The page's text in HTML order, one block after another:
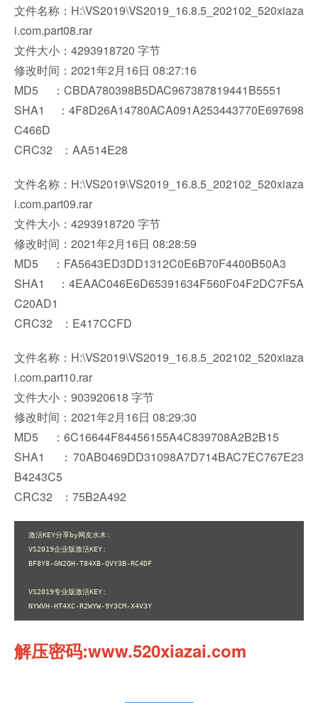
文件名称：H:\VS2019\VS2019_16.8.5_202102_520xiaza
i.com.part08.rar
文件大小：4293918720 字节
修改时间：2021年2月16日 08:27:16
MD5 ：CBDA780398B5DAC967387819441B5551
SHA1 ：4F8D26A14780ACA091A253443770E697698
C466D
CRC32 ：AA514E28
文件名称：H:\VS2019\VS2019_16.8.5_202102_520xiaza
i.com.part09.rar
文件大小：4293918720 字节
修改时间：2021年2月16日 08:28:59
MD5 ：FA5643ED3DD1312C0E6B70F4400B50A3
SHA1 ：4EAAC046E6D65391634F560F04F2DC7F5A
C20AD1
CRC32 ：E417CCFD
文件名称：H:\VS2019\VS2019_16.8.5_202102_520xiaza
i.com.part10.rar
文件大小：903920618 字节
修改时间：2021年2月16日 08:29:30
MD5 ：6C16644F84456155A4C839708A2B2B15
SHA1 ：70AB0469DD31098A7D714BAC7EC767E23
B4243C5
CRC32 ：75B2A492
激活KEY分享by网友水木:
VS2019企业版激活KEY:
BF8Y8-GN2QH-T84XB-QVY3B-RC4DF
VS2019专业版激活KEY:
NYWVH-HT4XC-R2WYW-9Y3CM-X4V3Y
解压密码:www.520xiazai.com